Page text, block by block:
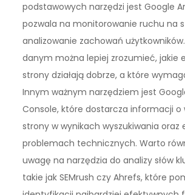
podstawowych narzędzi jest Google
pozwala na monitorowanie ruchu na
analizowanie zachowań
danym można lepiej zrozumieć, jakie
strony działają dobrze, a które
Innym ważnym narzędziem jest
Console, które dostarcza informacji o
strony w wynikach wyszukiwania oraz
problemach technicznych. Warto
uwagę na narzędzia do analizy słów
takie jak SEMrush czy Ahrefs, które